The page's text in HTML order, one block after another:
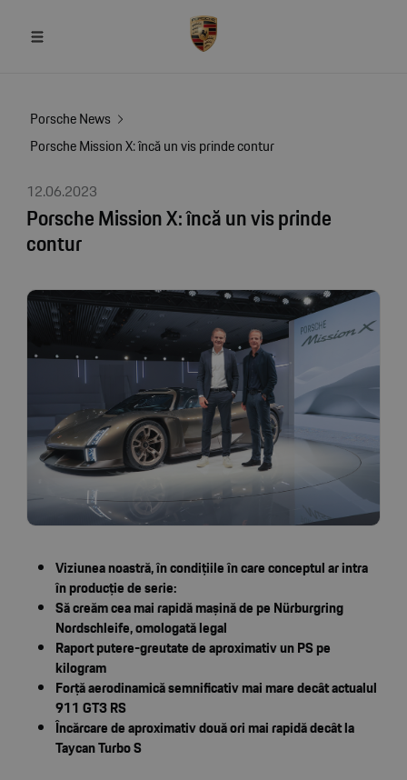
Porsche News
Porsche Mission X: încă un vis prinde contur
12.06.2023
Porsche Mission X: încă un vis prinde
contur
Viziunea noastră, în condițiile în care conceptul ar intra
în producție de serie:
Să creăm cea mai rapidă mașină de pe Nürburgring
Nordschleife, omologată legal
Raport putere-greutate de aproximativ un PS pe
kilogram
Forță aerodinamică semnificativ mai mare decât actualul
911 GT3 RS
Încărcare de aproximativ două ori mai rapidă decât la
Taycan Turbo S